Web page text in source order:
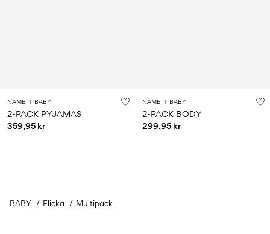
NAME IT BABY
2-PACK PYJAMAS
359,95 kr
NAME IT BABY
2-PACK BODY
299,95 kr
Du har sett 24 av 86 varor.
BABY Flicka Multipack